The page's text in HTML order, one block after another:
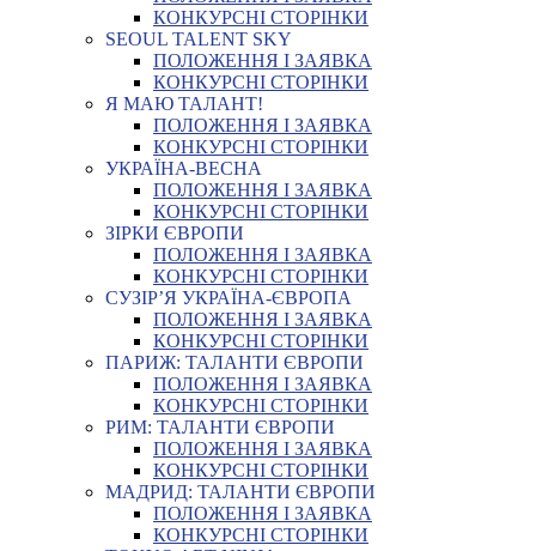
КОНКУРСНІ СТОРІНКИ
SEOUL TALENT SKY
ПОЛОЖЕННЯ І ЗАЯВКА
КОНКУРСНІ СТОРІНКИ
Я МАЮ ТАЛАНТ!
ПОЛОЖЕННЯ І ЗАЯВКА
КОНКУРСНІ СТОРІНКИ
УКРАЇНА-ВЕСНА
ПОЛОЖЕННЯ І ЗАЯВКА
КОНКУРСНІ СТОРІНКИ
ЗІРКИ ЄВРОПИ
ПОЛОЖЕННЯ І ЗАЯВКА
КОНКУРСНІ СТОРІНКИ
СУЗІР’Я УКРАЇНА-ЄВРОПА
ПОЛОЖЕННЯ І ЗАЯВКА
КОНКУРСНІ СТОРІНКИ
ПАРИЖ: ТАЛАНТИ ЄВРОПИ
ПОЛОЖЕННЯ І ЗАЯВКА
КОНКУРСНІ СТОРІНКИ
РИМ: ТАЛАНТИ ЄВРОПИ
ПОЛОЖЕННЯ І ЗАЯВКА
КОНКУРСНІ СТОРІНКИ
МАДРИД: ТАЛАНТИ ЄВРОПИ
ПОЛОЖЕННЯ І ЗАЯВКА
КОНКУРСНІ СТОРІНКИ